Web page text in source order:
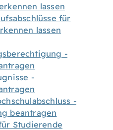
lassen
für
lassen
-
-
-
beantragen
Studierende